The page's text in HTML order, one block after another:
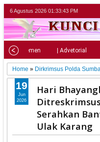
6 Agustus 2026 01:33:45 PM
| Parlemen | Advetorial
Home » Dirkrimsus Polda
Hari
Serahkan
Ulak Karang
19
Jun
2026